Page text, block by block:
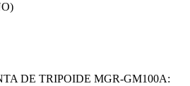
DE TRIPOIDE MGR-GM100A: